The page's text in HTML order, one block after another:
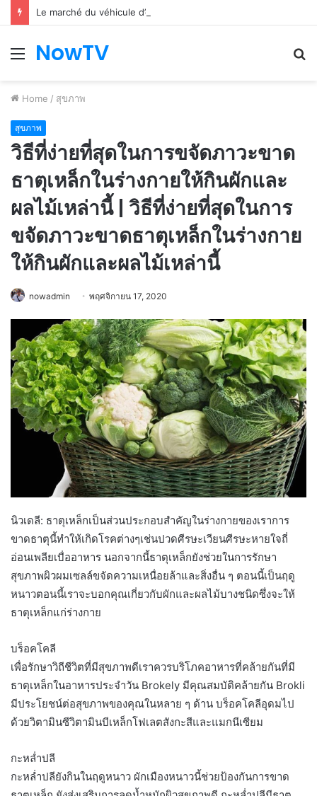
Le marché du véhicule d’occasion en plein essor
Menu
NowTV
Home / สุขภาพ
สุขภาพ
วิธีที่ง่ายที่สุดในการขจัดภาวะขาด
ธาตุเหล็กในร่างกายให้กินผักและ
ผลไม้เหล่านี้ | วิธีที่ง่ายที่สุดในการ
ขจัดภาวะขาดธาตุเหล็กในร่างกาย
ให้กินผักและผลไม้เหล่านี้
nowadmin พฤศจิกายน 17, 2020
นิวเดลี: ธาตุเหล็กเป็นส่วนประกอบสำคัญในร่างกายของเราการ
ขาดธาตุนี้ทำให้เกิดโรคต่างๆเช่นปวดศีรษะเวียนศีรษะหายใจถี่
อ่อนเพลียเบื่ออาหาร นอกจากนี้ธาตุเหล็กยังช่วยในการรักษา
สุขภาพผิวผมเซลล์ขจัดความเหนื่อยล้าและสิ่งอื่น ๆ ตอนนี้เป็นฤดู
หนาวตอนนี้เราจะบอกคุณเกี่ยวกับผักและผลไม้บางชนิดซึ่งจะให้
ธาตุเหล็กแก่ร่างกาย
บร็อคโคลี
เพื่อรักษาวิถีชีวิตที่มีสุขภาพดีเราควรบริโภคอาหารที่คล้ายกันที่มี
ธาตุเหล็กในอาหารประจำวัน Brokely มีคุณสมบัติคล้ายกัน Brokli
มีประโยชน์ต่อสุขภาพของคุณในหลาย ๆ ด้าน บร็อคโคลีอุดมไป
ด้วยวิตามินซีวิตามินบีเหล็กโฟเลตสังกะสีและแมกนีเซียม
กะหล่ำปลี
กะหล่ำปลียังกินในฤดูหนาว ผักเมืองหนาวนี้ช่วยป้องกันการขาด